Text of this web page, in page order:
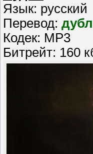
Язык: русский
Перевод:
Кодек: MP3
Битрейт: 160